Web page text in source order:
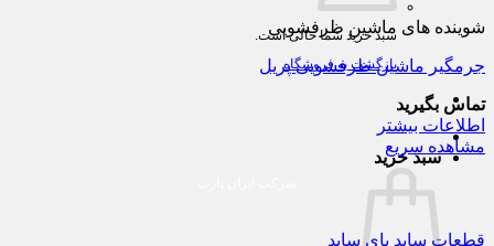
سبد خرید شما خالی است.
بازگشت به فروشگاه
سبد خرید
شوینده های ماشین ظرفشویی
جرمگیر ماشین ظرفشویی پریل
تماس بگیرید
اطلاعات بیشتر
مشاهده سریع
قطعات ساید بای ساید